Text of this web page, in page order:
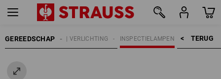
GEREEDSCHAP TERUG    >
INSPECTIELAMPEN
LAMPEN | VERLICHTING